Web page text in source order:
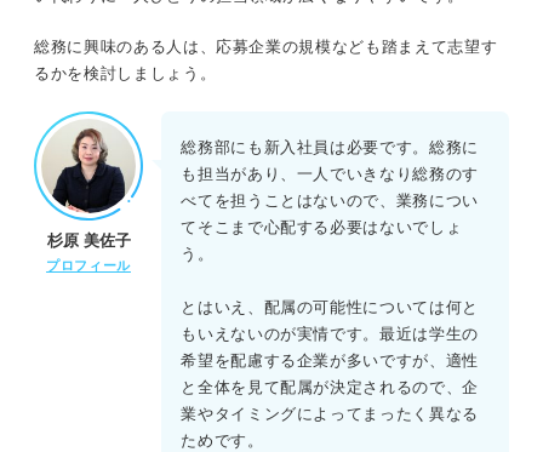
総務に興味のある人は、応募企業の規模なども踏まえて志望す
るかを検討しましょう。
杉原 美佐子
プロフィール
総務部にも新入社員は必要です。総務に
も担当があり、一人でいきなり総務のす
べてを担うことはないので、業務につい
てそこまで心配する必要はないでしょ
う。
とはいえ、配属の可能性については何と
もいえないのが実情です。最近は学生の
希望を配慮する企業が多いですが、適性
と全体を見て配属が決定されるので、企
業やタイミングによってまったく異なる
ためです。